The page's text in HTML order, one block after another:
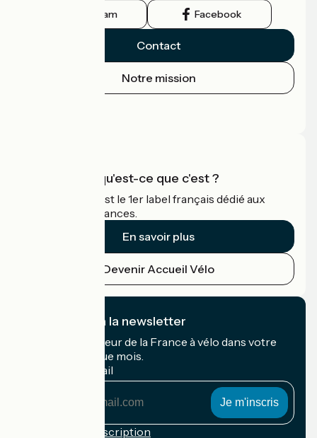
Instagram Facebook
Contact
Notre mission
Accueil Vélo qu'est-ce que c'est ?
Accueil Vélo c'est le 1er label français dédié aux
cyclistes en vacances.
En savoir plus
Devenir Accueil Vélo
Je m'abonne à la newsletter
Recevez le meilleur de la France à vélo dans votre
boîte mail chaque mois.
Mon adresse mail
Conditions d'inscription